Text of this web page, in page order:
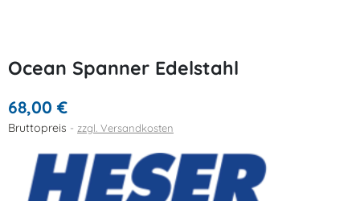
Ocean Spanner Edelstahl
68,00 €
Bruttopreis zzgl. Versandkosten